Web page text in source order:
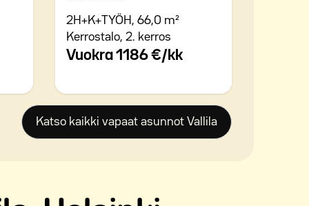
2H+K+TYÖH, 66,0 m²
Kerrostalo, 2. kerros
Vuokra 1186 €/kk
Katso kaikki vapaat asunnot Vallila